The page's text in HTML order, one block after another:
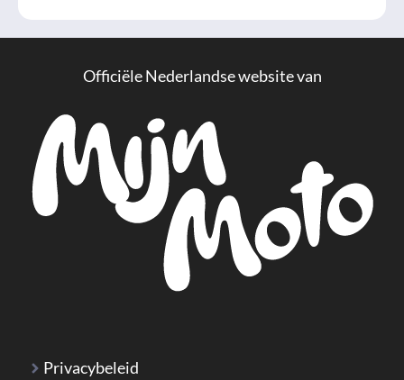
Officiële Nederlandse website van
Privacybeleid